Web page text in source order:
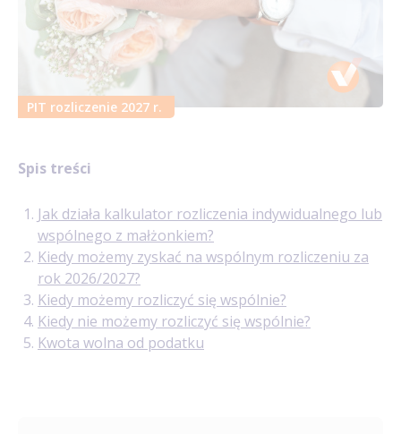
PIT rozliczenie 2027 r.
Spis treści
Jak działa kalkulator rozliczenia indywidualnego lub
wspólnego z małżonkiem?
Kiedy możemy zyskać na wspólnym rozliczeniu za
rok 2026/2027?
Kiedy możemy rozliczyć się wspólnie?
Kiedy nie możemy rozliczyć się wspólnie?
Kwota wolna od podatku